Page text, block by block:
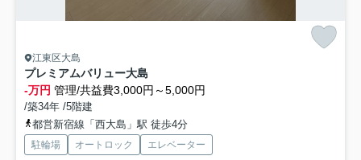
江東区大島
プレミアムバリュー大島
-万円 管理/共益費3,000円～5,000円
/築34年 /5階建
都営新宿線「西大島」駅 徒歩4分
駐輪場 オートロック エレベーター